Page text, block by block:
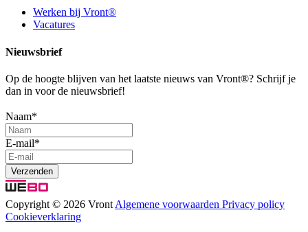
Werken bij Vront®
Vacatures
Nieuwsbrief
Op de hoogte blijven van het laatste nieuws van Vront®? Schrijf je
dan in voor de nieuwsbrief!
Naam*
E-mail*
Copyright © 2026 Vront Algemene voorwaarden Privacy policy
Cookieverklaring